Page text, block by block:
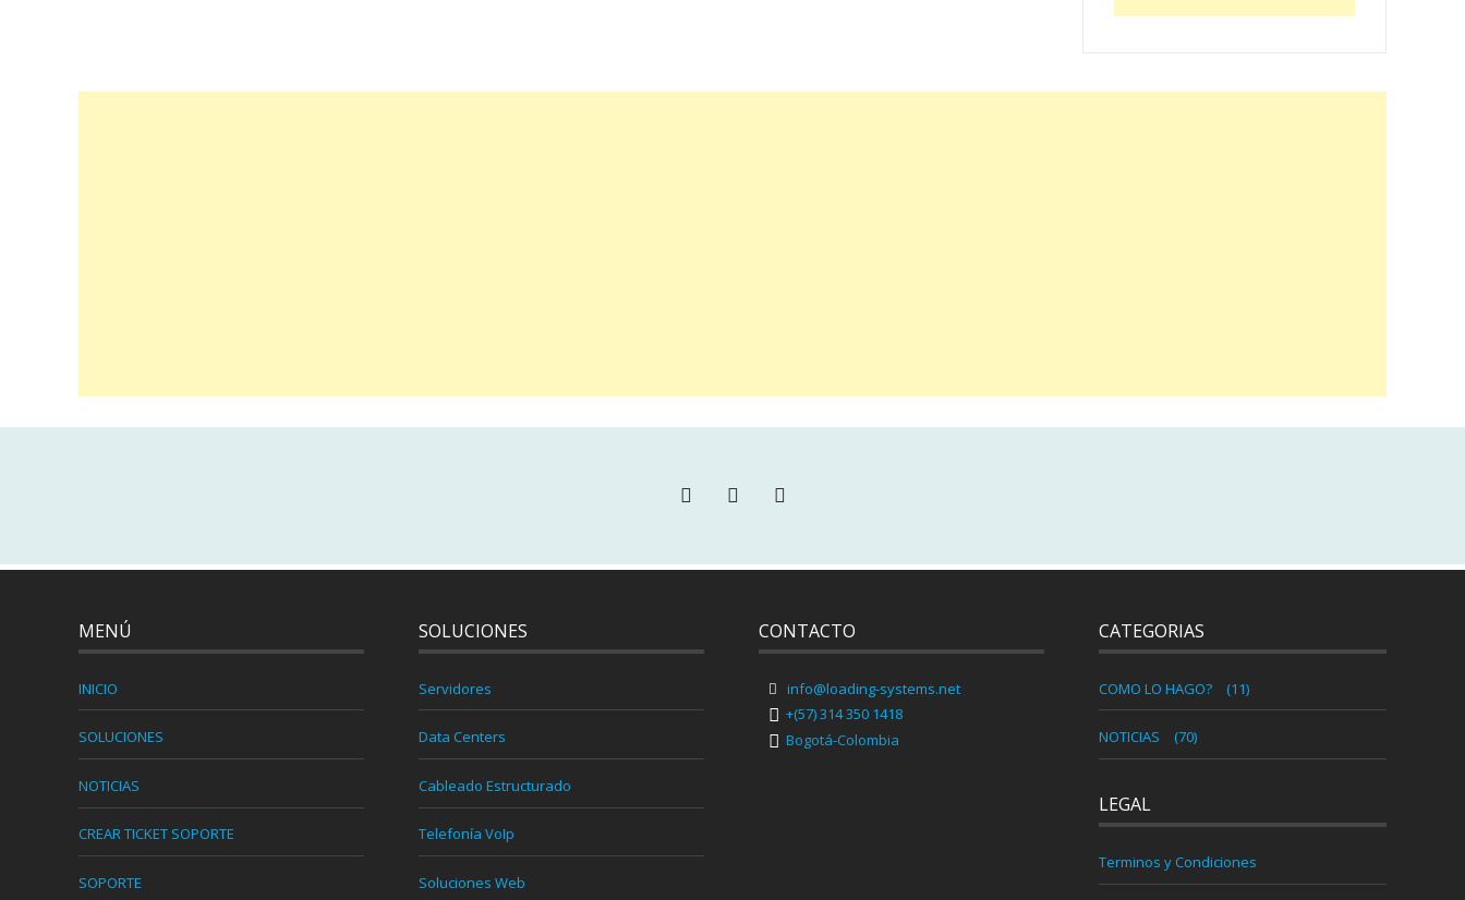
MENÚ
INICIO
SOLUCIONES
NOTICIAS
CREAR TICKET SOPORTE
SOPORTE
SOLUCIONES
Servidores
Data Centers
Cableado Estructurado
Telefonía VoIp
Soluciones Web
CONTACTO
info@loading-systems.net
+(57) 314 350 1418
Bogotá-Colombia
CATEGORIAS
COMO LO HAGO? (11)
NOTICIAS (70)
LEGAL
Terminos y Condiciones